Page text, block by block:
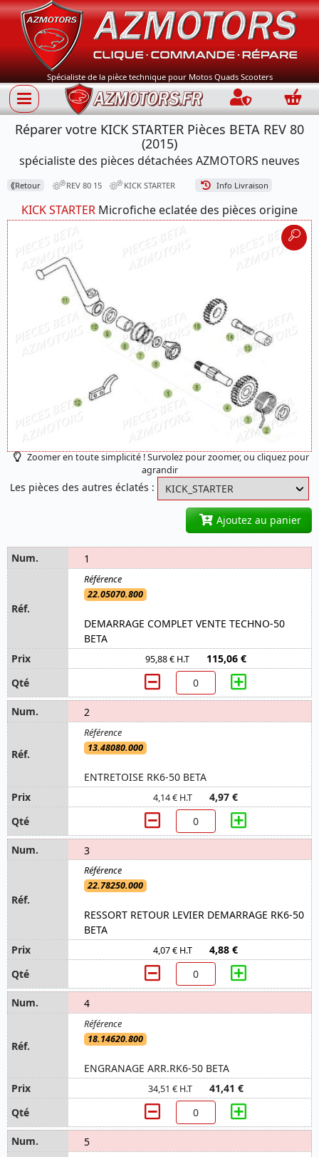
Spécialiste de la pièce technique pour Motos Quads Scooters
Connection
Réparer votre KICK STARTER Pièces BETA REV 80
(2015)
spécialiste des pièces détachées AZMOTORS neuves
⟪Retour REV 80 15 KICK STARTER Info Livraison
KICK STARTER Microfiche eclatée des pièces origine
Zoomer en toute simplicité ! Survolez pour zoomer, ou cliquez pour
agrandir
Les pièces des autres éclatés :
Ajoutez au panier
1
22.05070.800
DEMARRAGE COMPLET VENTE TECHNO-50
BETA
95,88 € H.T 115,06 €
2
13.48080.000
ENTRETOISE RK6-50 BETA
4,14 € H.T 4,97 €
3
22.78250.000
RESSORT RETOUR LEVIER DEMARRAGE RK6-50
BETA
4,07 € H.T 4,88 €
4
18.14620.800
ENGRANAGE ARR.RK6-50 BETA
34,51 € H.T 41,41 €
5